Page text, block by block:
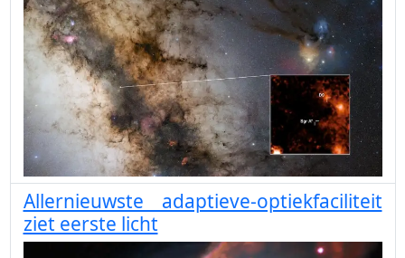
Allernieuwste adaptieve-optiekfaciliteit
ziet eerste licht